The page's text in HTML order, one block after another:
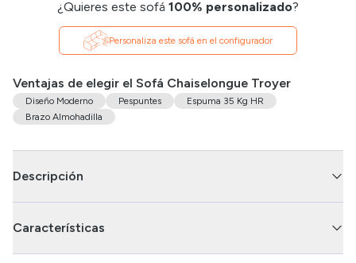
¿Quieres este sofá 100% personalizado?
Personaliza este sofá en el configurador
Ventajas de elegir el Sofá Chaiselongue Troyer
Diseño Moderno Pespuntes
Espuma 35 Kg HR
Brazo Almohadilla
Descripción
Características